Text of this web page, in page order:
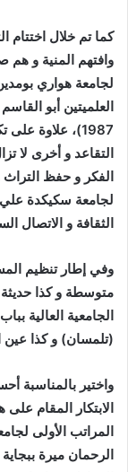
كما تم خلال اختتام
لجامعة هواري
1987)، علاوة
التقاعد و أخرى لا
الفكر و حفظ التراث
لجامعة سكيكدة علي
الثقافة و الاتصال
وفي إطار تنظيم
متوسطة و كذا
الجامعية العالية
(تلمسان) و كذا عين الباي 3 (قسنطينة )
واختير بالمناسبة
الابتكار المقام
المراتب الأولى
الرحمان ميرة